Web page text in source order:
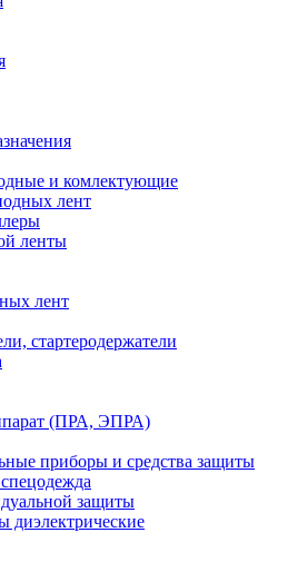
и комлектующие
лент
ленты
лент
стартеродержатели
(ПРА, ЭПРА)
приборы и средства защиты
защиты
диэлектрические